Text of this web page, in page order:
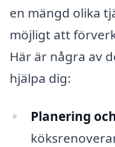
en mängd olika
möjligt att
Här är några av
hjälpa dig:
Planering